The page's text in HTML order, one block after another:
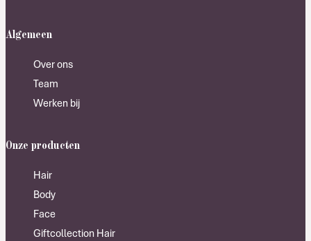
Algemeen
Over ons
Team
Werken bij
Onze producten
Hair
Body
Face
Giftcollection Hair